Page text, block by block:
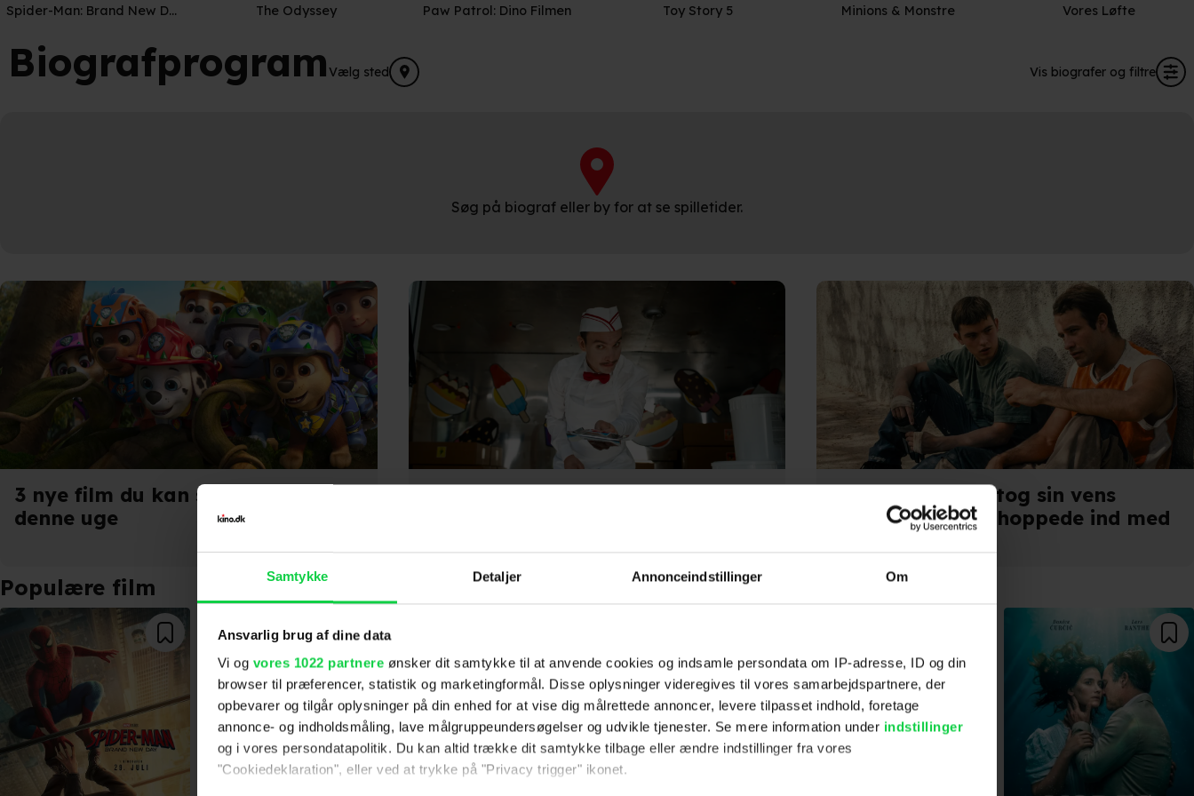
Samtykke Detaljer Annonceindstillinger Om
Ansvarlig brug af dine data
Vi og vores 1022 partnere ønsker dit samtykke til at anvende cookies og indsamle persondata om IP-adresse, ID og din
browser til præferencer, statistik og marketingformål. Disse oplysninger videregives til vores samarbejdspartnere, der
opbevarer og tilgår oplysninger på din enhed for at vise dig målrettede annoncer, levere tilpasset indhold, foretage
annonce- og indholdsmåling, lave målgruppeundersøgelser og udvikle tjenester. Se mere information under indstillinger
og i vores persondatapolitik. Du kan altid trække dit samtykke tilbage eller ændre indstillinger fra vores
"Cookiedeklaration", eller ved at trykke på "Privacy trigger" ikonet.
Spider-Man: Brand New Day The Odyssey Paw Patrol: Dino Filmen Toy Story 5 Minions & Monstre Vores Løfte
BiografprogramVælg sted Vis biografer og filtre
Søg på biograf eller by for at se spilletider.
3 nye film du kan se i biografen i
denne uge
Filmskaber overtog sin vens
sidste film: "Jeg hoppede ind med
Populære film